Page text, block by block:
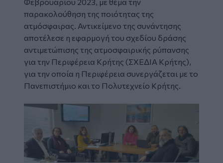
παρακολούθηση της ποιότητας της
ατμόσφαιρας. Αντικείμενο της συνάντησης
αποτέλεσε η εφαρμογή του σχεδίου δράσης
αντιμετώπισης της ατμοσφαιρικής ρύπανσης
για την Περιφέρεια Κρήτης (ΣΧΕΔΙΑ Κρήτης),
για την οποία η Περιφέρεια συνεργάζεται με το
Πανεπιστήμιο και το Πολυτεχνείο Κρήτης.